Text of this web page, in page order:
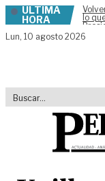
Skip to content
ÚLTIMA
HORA
lo
Lun, 10 agosto 2026